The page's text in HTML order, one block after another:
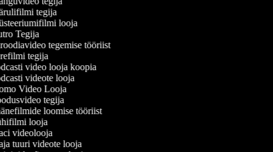
tegija
looja
Tegija
tegemise tööriist
tegija
video looja koopia
videote looja
Video Looja
tegija
loomise tööriist
looja
videolooja
tuuri videote looja